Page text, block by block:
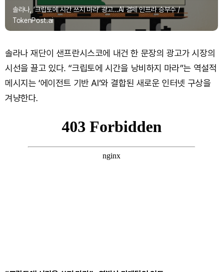
솔라나, ‘크립토에 시간 쓰지 마라’ 광고…AI 결제 인프라 승부수 /
TokenPost.ai
솔라나 재단이 샌프란시스코에 내건 한 문장의 광고가 시장의
시선을 끌고 있다. “크립토에 시간을 낭비하지 마라”는 역설적
메시지는 ‘에이전트 기반 AI’와 결합된 새로운 인터넷 구상을
겨냥한다.